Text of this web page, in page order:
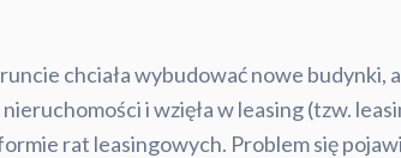
chciała wybudować nowe budynki,
i wzięła w leasing (tzw.
rat leasingowych. Problem się